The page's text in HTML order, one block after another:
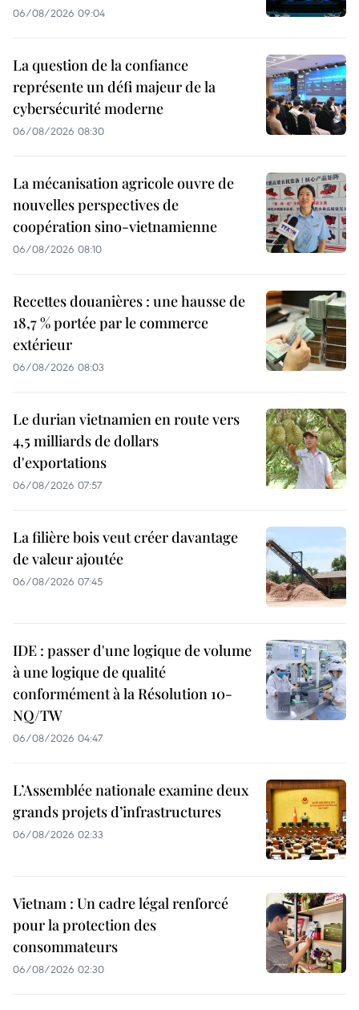
06/08/2026 09:04
La question de la confiance
représente un défi majeur de la
cybersécurité moderne
06/08/2026 08:30
La mécanisation agricole ouvre de
nouvelles perspectives de
coopération sino-vietnamienne
06/08/2026 08:10
Recettes douanières : une hausse de
18,7 % portée par le commerce
extérieur
06/08/2026 08:03
Le durian vietnamien en route vers
4,5 milliards de dollars
d'exportations
06/08/2026 07:57
La filière bois veut créer davantage
de valeur ajoutée
06/08/2026 07:45
IDE : passer d'une logique de volume
à une logique de qualité
conformément à la Résolution 10-
NQ/TW
06/08/2026 04:47
L’Assemblée nationale examine deux
grands projets d’infrastructures
06/08/2026 02:33
Vietnam : Un cadre légal renforcé
pour la protection des
consommateurs
06/08/2026 02:30